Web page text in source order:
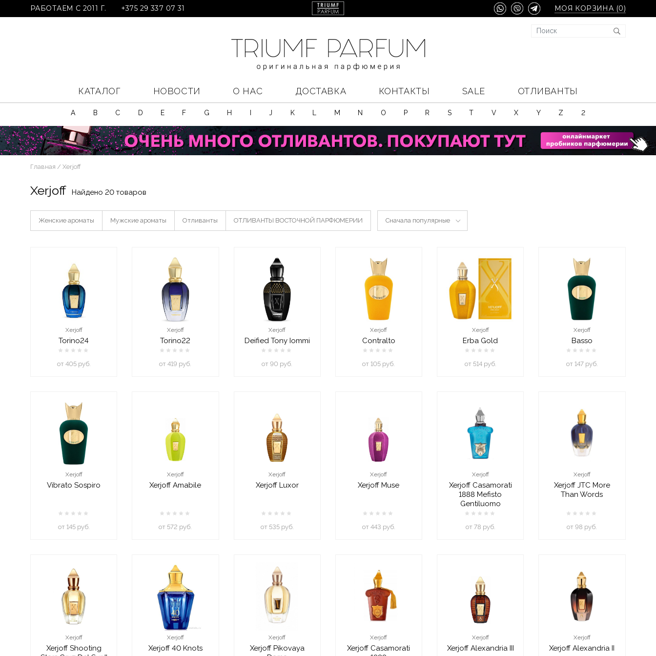
РАБОТАЕМ С 2011 Г. +375 29 337 07 31 МОЯ КОРЗИНА (0)
КАТАЛОГ НОВОСТИ О НАС ДОСТАВКА КОНТАКТЫ SALE ОТЛИВАНТЫ
A B C D E F G H J K M N O P R S T V X Y Z 2
Главная Xerjoff
Xerjoff Найдено 20 товаров
Женские ароматы Мужские ароматы Отливанты ОТЛИВАНТЫ ВОСТОЧНОЙ ПАРФЮМЕРИИ Сначала популярные
Xerjoff
Torino24
oт 405 руб.
Xerjoff
Torino22
oт 419 руб.
Xerjoff
Deified Tony Iommi
oт 90 руб.
Xerjoff
Contralto
oт 105 руб.
Xerjoff
Erba Gold
oт 514 руб.
Xerjoff
Basso
oт 147 руб.
Xerjoff
Vibrato Sospiro
oт 145 руб.
Xerjoff
Xerjoff Amabile
oт 572 руб.
Xerjoff
Xerjoff Luxor
oт 535 руб.
Xerjoff
Xerjoff Muse
oт 443 руб.
Xerjoff
Xerjoff Casamorati
1888 Mefisto
Gentiluomo
oт 78 руб.
Xerjoff
Xerjoff JTC More
Than Words
oт 98 руб.
Xerjoff
Xerjoff Shooting
Xerjoff
Xerjoff 40 Knots
Xerjoff
Xerjoff Pikovaya
Xerjoff
Xerjoff Casamorati
Xerjoff
Xerjoff Alexandria III
Xerjoff
Xerjoff Alexandria II